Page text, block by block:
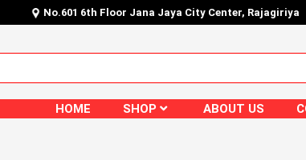
No.601 6th Floor Jana Jaya City Center, Rajagiriya
HOME SHOP ABOUT US